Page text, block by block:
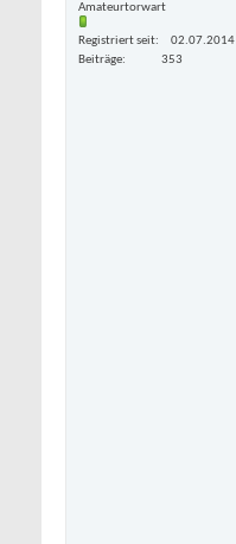
Amateurtorwart
Registriert seit
02.07.2014
Beiträge
353